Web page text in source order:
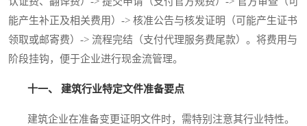
能产生补正及相关费用）-> 核准公告与核发证明（可能产生证书
领取或邮寄费）-> 流程完结（支付代理服务费尾款）。将费用与
阶段挂钩，便于企业进行现金流管理。
十一、 建筑行业特定文件准备要点
建筑企业在准备变更证明文件时，需特别注意其行业特性。